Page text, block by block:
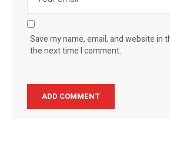
Save my name, email, and website in
the next time I comment.